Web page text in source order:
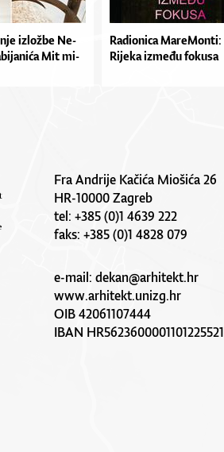
izlož­be Ne­
Mit mi­
Ra­di­o­ni­ca Ma­re­Mon­ti:
Ri­je­ka iz­me­đu fo­ku­sa
Fra Andrije Kačića Miošića 26
HR-10000 Zagreb
tel: +385 (0)1 4639 222
faks: +385 (0)1 4828 079
e-mail:dekan@arhitekt.hr
www.arhitekt.unizg.hr
OIB 42061107444
IBAN HR5623600001101225521